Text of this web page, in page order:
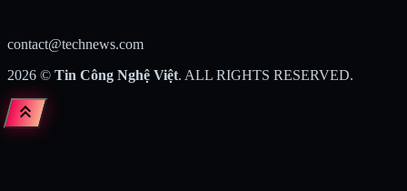
contact@technews.com
2026 © Tin Công Nghệ Việt. ALL RIGHTS RESERVED.
keyboard_double_arrow_up